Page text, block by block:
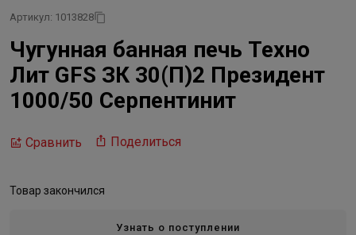
Артикул: 1013828
Чугунная банная печь Техно
Лит GFS ЗК 30(П)2 Президент
1000/50 Серпентинит
Сравнить Поделиться
Товар закончился
Узнать о поступлении